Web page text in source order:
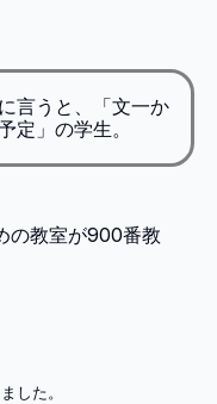
言うと、「文一か
定」の学生。
の教室が900番教
した。